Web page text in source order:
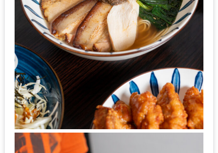
โลก
กับ
โรง
แรม
ฮอ
ลิ
เดย์
อินน์
เชียงใหม่
PANDA